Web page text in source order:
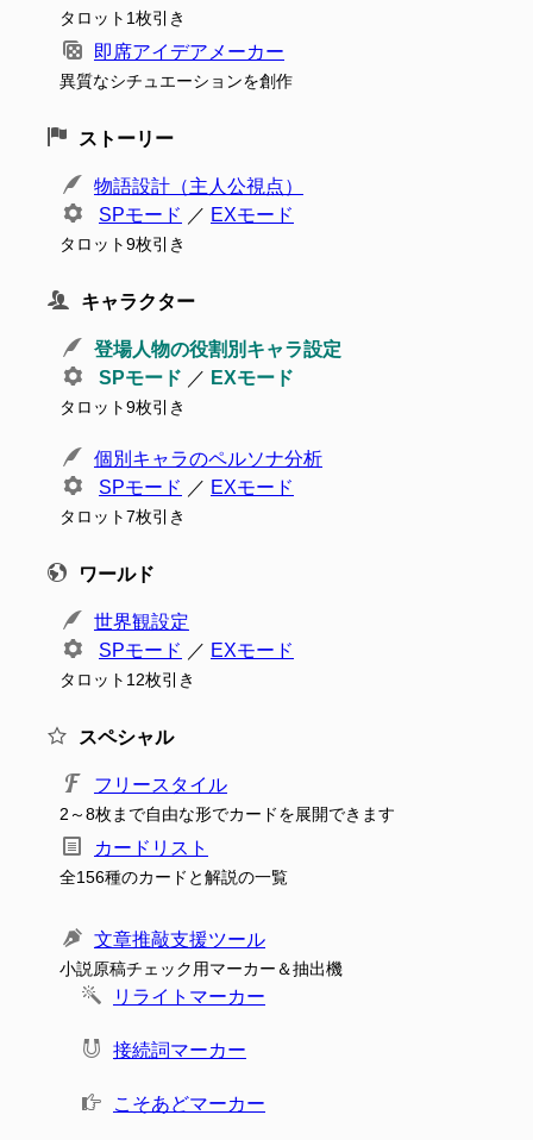
タロット1枚引き
即席アイデアメーカー
異質なシチュエーションを創作
ストーリー
物語設計（主人公視点）
SPモード ／ EXモード
タロット9枚引き
キャラクター
登場人物の役割別キャラ設定
SPモード ／ EXモード
タロット9枚引き
個別キャラのペルソナ分析
SPモード ／ EXモード
タロット7枚引き
ワールド
世界観設定
SPモード ／ EXモード
タロット12枚引き
スペシャル
フリースタイル
2～8枚まで自由な形でカードを展開できます
カードリスト
全156種のカードと解説の一覧
文章推敲支援ツール
小説原稿チェック用マーカー＆抽出機
リライトマーカー
接続詞マーカー
こそあどマーカー